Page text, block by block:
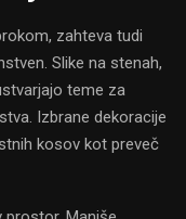
zahteva tudi
Slike na stenah,
teme za
Izbrane dekoracije
kosov kot preveč